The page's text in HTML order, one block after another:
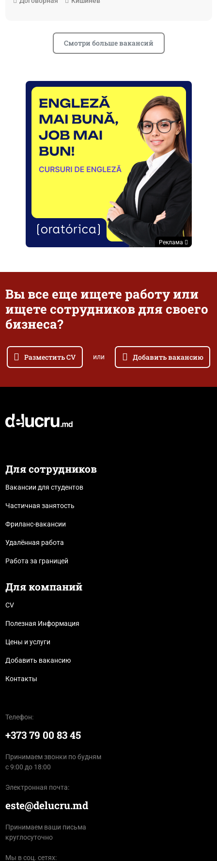
Смотри больше вакансий
Реклама
Вы все еще ищете работу или
ищете сотрудников для своего
бизнеса?
Разместить CV или Добавить вакансию
Для сотрудников
Вакансии для студентов
Частичная занятость
Фриланс-вакансии
Удалённая работа
Работа за границей
Для компаний
CV
Полезная Информация
Цены и услуги
Добавить вакансию
Контакты
Телефон:
+373 79 00 83 45
Принимаем звонки по будням
с 9:00 до 18:00
Электронная почта:
este@delucru.md
Принимаем ваши письма
круглосуточно
Мы в соц. сетях: